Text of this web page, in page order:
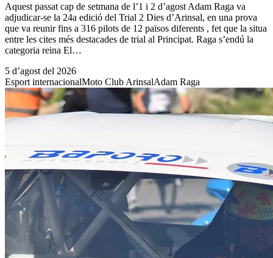
Aquest passat cap de setmana de l’1 i 2 d’agost Adam Raga va
adjudicar-se la 24a edició del Trial 2 Dies d’Arinsal, en una prova
que va reunir fins a 316 pilots de 12 països diferents , fet que la situa
entre les cites més destacades de trial al Principat. Raga s’endú la
categoria reina El…
5 d’agost del 2026
Esport internacionalMoto Club ArinsalAdam Raga